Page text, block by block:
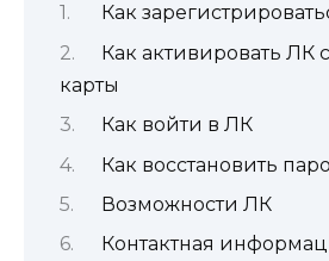
Как
Как активировать ЛК
карты
Как войти в ЛК
Как восстановить
Возможности ЛК
Контактная